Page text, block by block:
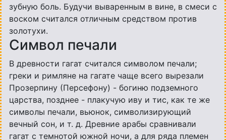
зубную боль. Будучи вываренным в вине, в смеси с
воском считался отличным средством против
золотухи.
Символ печали
В древности гагат считался символом печали;
греки и римляне на гагате чаще всего вырезали
Прозерпину (Персефону) - богиню подземного
царства, позднее - плакучую иву и тис, как те же
символы печали, вьюнок, символизирующий
вечный сон, и т. д. Древние арабы сравнивали
гагат с темнотой южной ночи, а для ряда племен